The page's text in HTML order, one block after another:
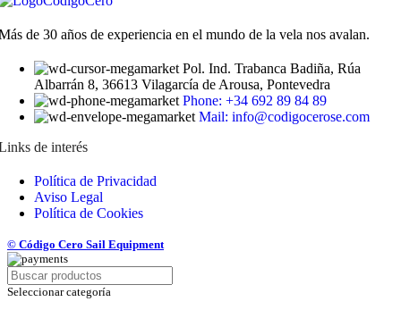
de 30 años de experiencia en el mundo de la vela nos avalan.
Pol. Ind. Trabanca Badiña, Rúa
Albarrán 8, 36613 Vilagarcía de Arousa, Pontevedra
Phone: +34 692 89 84 89
Mail: info@codigocerose.com
de interés
Política de Privacidad
Aviso Legal
Política de Cookies
© Código Cero Sail Equipment
Seleccionar categoría